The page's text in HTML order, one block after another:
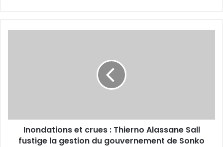
la
gestionInondations et crues : Thierno Alassane Sall
fustige la gestion du gouvernement de Sonko